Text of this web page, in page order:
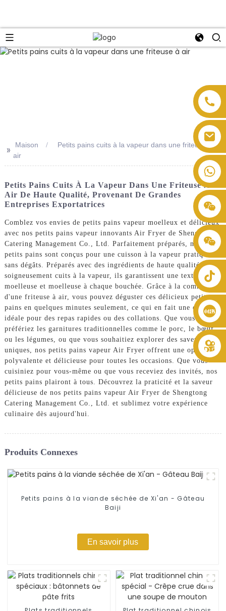
+86 8619946512999
>> Maison
Petits pains cuits à la vapeur dans une friteuse à
air
Petits Pains Cuits À La Vapeur Dans Une Friteuse À
Air De Haute Qualité, Provenant De Grandes
Entreprises Exportatrices
Comblez vos envies de petits pains vapeur moelleux et délicieux
avec nos petits pains vapeur innovants Air Fryer de Shengtong
Catering Management Co., Ltd. Parfaitement préparés, nos
petits pains sont conçus pour une cuisson à la vapeur pratique et
sans dégâts. Préparés avec des ingrédients de haute qualité et
soigneusement cuits à la vapeur, ils garantissent une texture
moelleuse et moelleuse à chaque bouchée. Grâce à la commodité
d'une friteuse à air, vous pouvez déguster ces délicieux petits
pains en quelques minutes seulement, ce qui en fait une option
idéale pour des repas rapides ou des collations. Que vous
préfériez les garnitures traditionnelles comme le porc, le bœuf
ou les légumes, ou que vous souhaitiez explorer des saveurs
uniques, nos petits pains vapeur Air Fryer offrent une option
polyvalente et délicieuse pour toutes les occasions. Que vous
cuisiniez pour vous-même ou que vous receviez des invités, nos
petits pains plairont à tous. Découvrez la praticité et la saveur
délicieuse de nos petits pains vapeur Air Fryer de Shengtong
Catering Management Co., Ltd. et sublimez votre expérience
culinaire dès aujourd'hui.
Produits Connexes
Petits pains à la viande séchée de Xi'an - Gâteau
Baiji
En savoir plus